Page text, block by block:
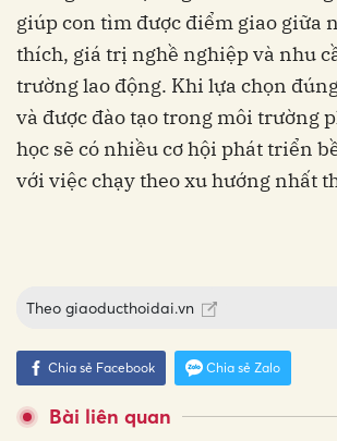
giúp con tìm được điểm giao giữa
thích, giá trị nghề nghiệp và nhu
trường lao động. Khi lựa chọn
và được đào tạo trong môi trường
học sẽ có nhiều cơ hội phát triển
với việc chạy theo xu hướng nhất
Theo giaoducthoidai.vn
Chia sẻ Facebook Chia sẻ Zalo
Bài liên quan